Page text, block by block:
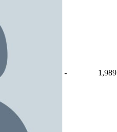
- 1,989